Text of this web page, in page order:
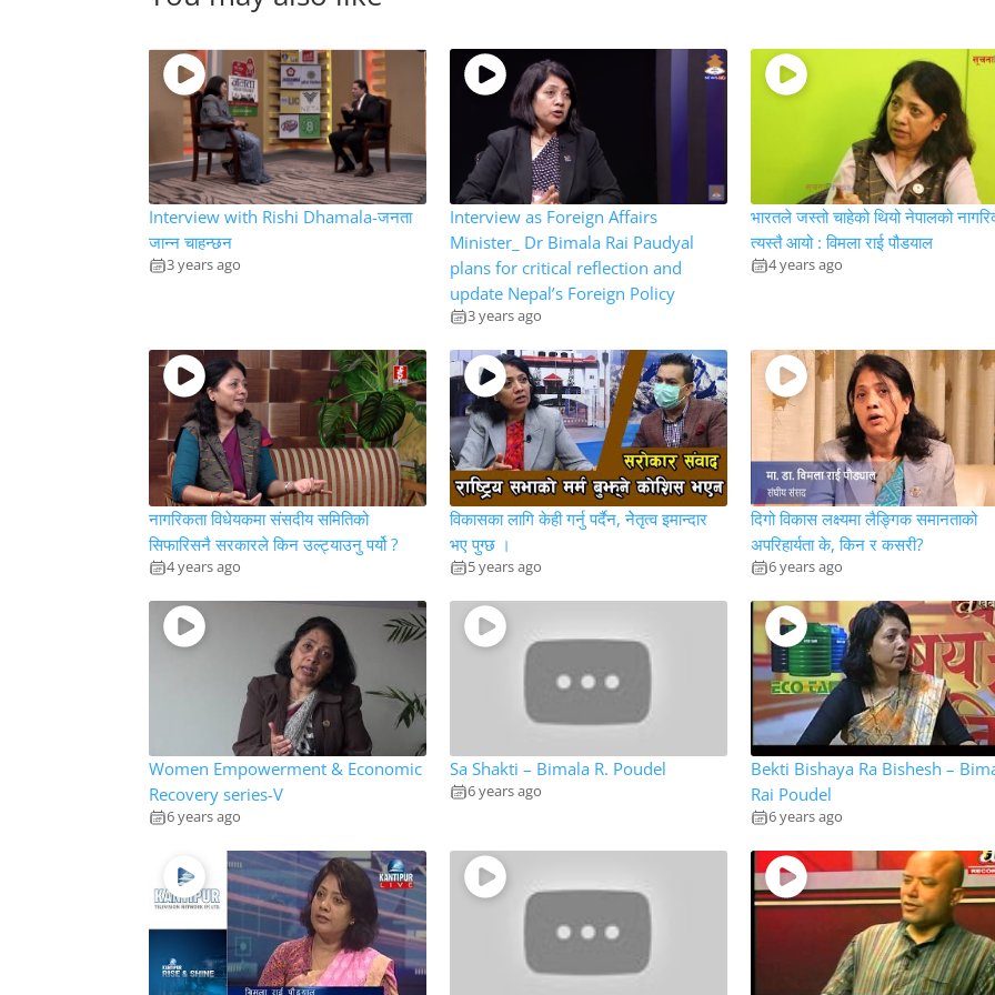
Interview with Rishi Dhamala-जनता
जान्न चाहन्छन
3 years ago
Interview as Foreign Affairs
Minister_ Dr Bimala Rai Paudyal
plans for critical reflection and
update Nepal’s Foreign Policy
3 years ago
भारतले जस्तो चाहेको थियो नेपालको
त्यस्तै आयो : विमला राई पौडयाल
4 years ago
नागरिकता विधेयकमा संसदीय समितिको
सिफारिसनै सरकारले किन उल्ट्याउनु पर्यो ?
4 years ago
विकासका लागि केही गर्नु पर्दैन, नेेतृत्व इमान्दार
भए पुग्छ ।
5 years ago
दिगो विकास लक्ष्यमा लैङ्गिक समानताको
अपरिहार्यता के, किन र कसरी?
6 years ago
Women Empowerment & Economic
Recovery series-V
6 years ago
Sa Shakti – Bimala R. Poudel
6 years ago
Bekti Bishaya Ra Bishesh –
Rai Poudel
6 years ago